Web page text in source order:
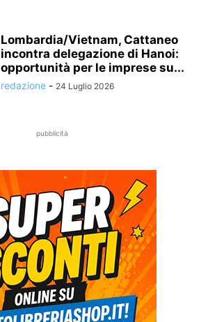
Lombardia/Vietnam, Cattaneo
incontra delegazione di Hanoi:
opportunità per le imprese su...
redazione - 24 Luglio 2026
pubblicità